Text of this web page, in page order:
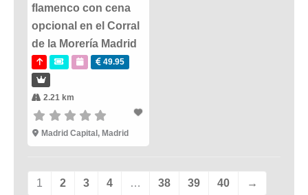
flamenco con cena
opcional en el Corral
de la Morería Madrid
49.95
2.21 km
Madrid Capital , Madrid
1 2 3 4 … 38 39 40 →